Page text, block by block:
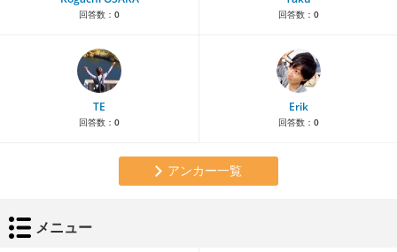
回答数： 0 回答数： 0
TE
回答数： 0
Erik
回答数： 0
アンカー一覧
メニュー